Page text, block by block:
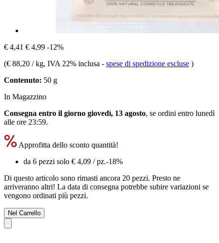
€ 4,41 € 4,99 -12%
(€ 88,20 / kg, IVA 22% inclusa - spese di spedizione escluse )
Contenuto: 50 g
In Magazzino
Consegna entro il giorno giovedì, 13 agosto, se ordini entro lunedì
alle ore 23:59.
Approfitta dello sconto quantità!
da 6 pezzi solo € 4,09 / pz.-18%
Di questo articolo sono rimasti ancora 20 pezzi. Presto ne
arriveranno altri! La data di consegna potrebbe subire variazioni se
vengono ordinati più pezzi.
Nel Carrello